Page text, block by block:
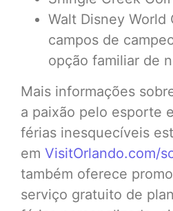
Walt Disney World
campos de
opção familiar de
Mais informações
a paixão pelo esporte
férias inesquecíveis
em VisitOrlando.com/
também oferece
serviço gratuito de